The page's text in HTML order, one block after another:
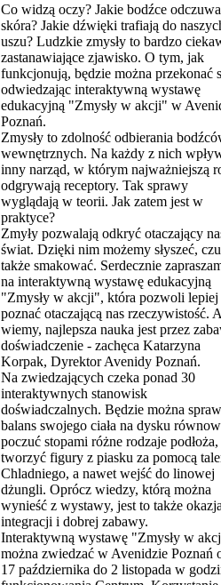
Co widzą oczy? Jakie bodźce odczuwa
skóra? Jakie dźwięki trafiają do
uszu? Ludzkie zmysły to bardzo
zastanawiające zjawisko. O tym, jak
funkcjonują, będzie można przekonać
odwiedzając interaktywną wystawę
edukacyjną "Zmysły w akcji" w
Poznań.
Zmysły to zdolność odbierania
wewnętrznych. Na każdy z nich
inny narząd, w którym najważniejszą
odgrywają receptory. Tak sprawy
wyglądają w teorii. Jak zatem jest w
praktyce?
Zmyły pozwalają odkryć otaczający
świat. Dzięki nim możemy słyszeć,
także smakować. Serdecznie
na interaktywną wystawę edukacyjną
"Zmysły w akcji", która pozwoli lepiej
poznać otaczającą nas rzeczywistość.
wiemy, najlepsza nauka jest przez
doświadczenie - zachęca Katarzyna
Korpak, Dyrektor Avenidy Poznań.
Na zwiedzających czeka ponad 30
interaktywnych stanowisk
doświadczalnych. Będzie można
balans swojego ciała na dysku
poczuć stopami różne rodzaje podłoża,
tworzyć figury z piasku za pomocą
Chladniego, a nawet wejść do linowej
dżungli. Oprócz wiedzy, którą można
wynieść z wystawy, jest to także
integracji i dobrej zabawy.
Interaktywną wystawę "Zmysły w
można zwiedzać w Avenidzie Poznań
17 października do 2 listopada w